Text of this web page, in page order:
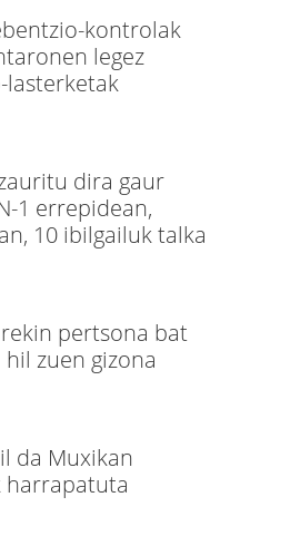
kontrolak
legez
lasterketak
dira gaur
1 errepidean,
10 ibilgailuk talka
pertsona bat
zuen gizona
da Muxikan
harrapatuta